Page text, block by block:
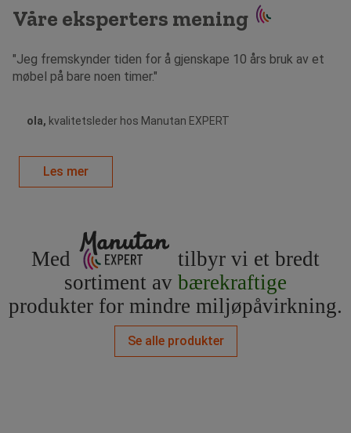
Våre eksperters mening
"Jeg fremskynder tiden for å gjenskape 10 års bruk av et
møbel på bare noen timer."
ola, kvalitetsleder hos Manutan EXPERT
Les mer
Med
tilbyr vi et bredt
sortiment av bærekraftige
produkter for mindre miljøpåvirkning.
Se alle produkter